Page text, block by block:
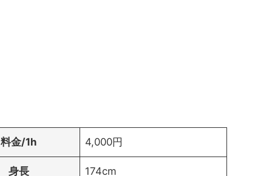
料金/1h 4,000円
身長 174cm